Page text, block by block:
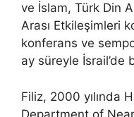
ve İslam, Türk Din
Arası Etkileşimleri
konferans ve
ay süreyle İsrail’de
Filiz, 2000 yılında
Department of